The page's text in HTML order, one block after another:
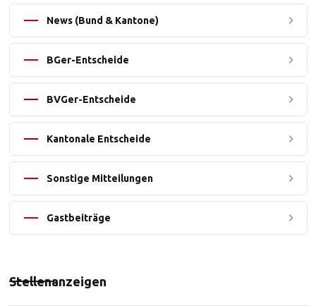
News (Bund & Kantone)
BGer-Entscheide
BVGer-Entscheide
Kantonale Entscheide
Sonstige Mitteilungen
Gastbeiträge
Stellenanzeigen